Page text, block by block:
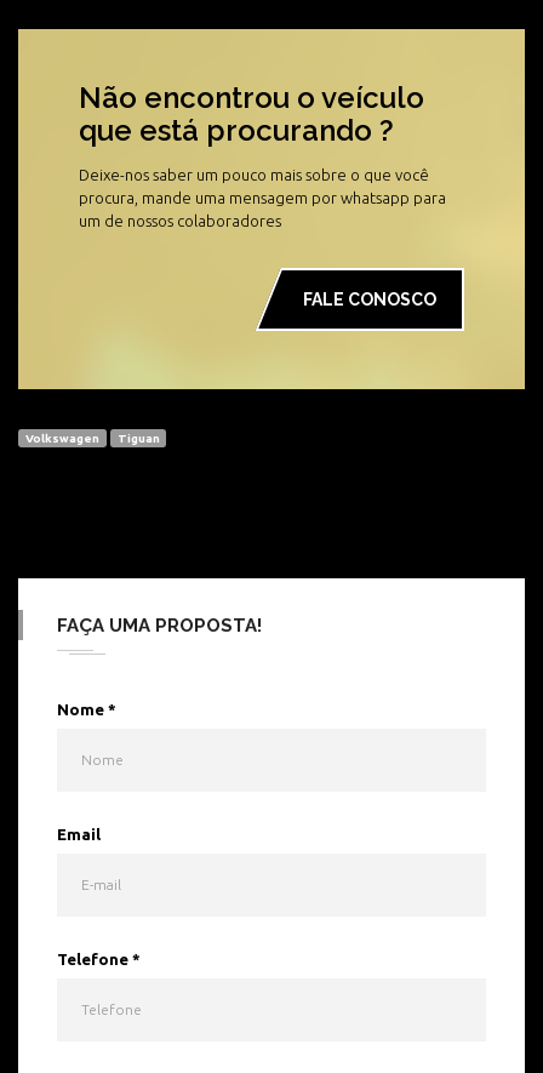
Não encontrou o veículo
que está procurando ?
Deixe-nos saber um pouco mais sobre o que você
procura, mande uma mensagem por whatsapp para
um de nossos colaboradores
FALE CONOSCO
Volkswagen Tiguan
FAÇA UMA PROPOSTA!
Nome *
Email
Telefone *